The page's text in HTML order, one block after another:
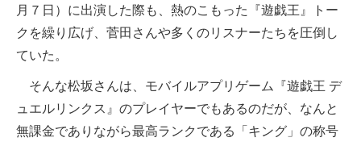
月７日）に出演した際も、熱のこもった『遊戯王』トー
クを繰り広げ、菅田さんや多くのリスナーたちを圧倒し
ていた。
そんな松坂さんは、モバイルアプリゲーム『遊戯王 デ
ュエルリンクス』のプレイヤーでもあるのだが、なんと
無課金でありながら最高ランクである「キング」の称号